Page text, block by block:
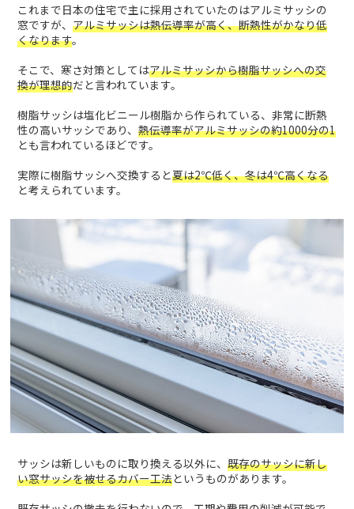
これまで日本の住宅で主に採用されていたのはアルミサッシの
窓ですが、 アルミサッシは熱伝導率が高く、断熱性がかなり低
くなります。
そこで、寒さ対策としてはアルミサッシから樹脂サッシへの交
換が理想的だと言われています。
樹脂サッシは塩化ビニール樹脂から作られている、非常に断熱
性の高いサッシであり、 熱伝導率がアルミサッシの約1000分の1
とも言われているほどです。
実際に樹脂サッシへ交換すると夏は2℃低く、冬は4℃高くなる
と考えられています。
サッシは新しいものに取り換える以外に、 既存のサッシに新し
い窓サッシを被せるカバー工法というものがあります。